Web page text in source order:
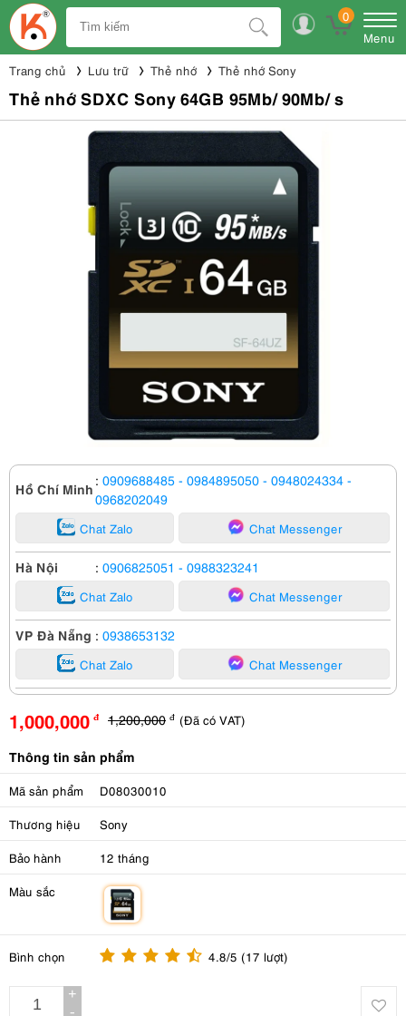
0
Menu
Trang chủ Lưu trữ Thẻ nhớ Thẻ nhớ Sony
Thẻ nhớ SDXC Sony 64GB 95Mb/ 90Mb/ s
Hồ Chí Minh : 0909688485 - 0984895050 - 0948024334 -
0968202049
Chat Zalo Chat Messenger
Hà Nội : 0906825051 - 0988323241
Chat Zalo Chat Messenger
VP Đà Nẵng : 0938653132
Chat Zalo Chat Messenger
1,000,000 đ 1,200,000 đ (Đã có VAT)
Thông tin sản phẩm
Mã sản phẩm D08030010
Thương hiệu Sony
Bảo hành 12 tháng
Màu sắc
Bình chọn 4.8/5 (17 lượt)
+